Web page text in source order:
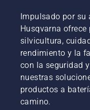
nuevo?
He aquí
algunos
aspectos
que
debes
tener en
cuenta
antes de
adquirirlo.
Impulsado por su
Husqvarna
silvicultura,
rendimiento y la
con la seguridad
nuestras
productos a
camino.